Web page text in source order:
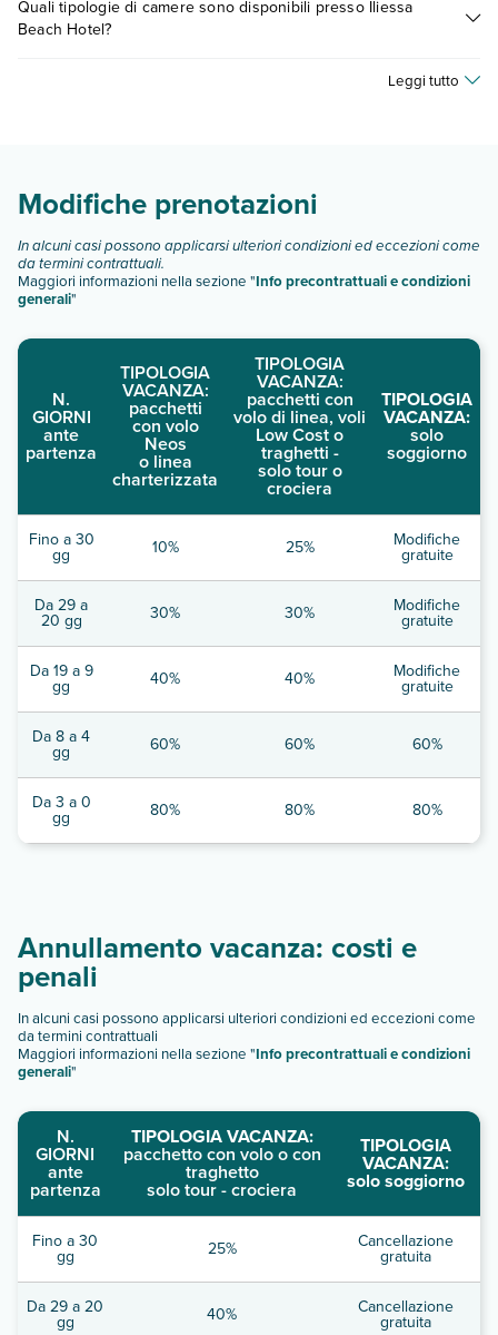
fattori (per es. date, condizioni dell'hotel, ecc). Per consultare i
prezzi, compila il motore di ricerca e scegli quando partire.
Quali tipologie di camere sono disponibili presso Iliessa
Beach Hotel?
Leggi tutto
Modifiche prenotazioni
In alcuni casi possono applicarsi ulteriori condizioni ed eccezioni come
da termini contrattuali.
Maggiori informazioni nella sezione "Info precontrattuali e condizioni
generali"
N.
GIORNI
ante
partenza
TIPOLOGIA
VACANZA:
pacchetti
con volo
Neos
o linea
charterizzata
TIPOLOGIA
VACANZA:
pacchetti con
volo di linea, voli
Low Cost o
traghetti -
solo tour o
crociera
TIPOLOGIA
VACANZA:
solo
soggiorno
Fino a 30
gg 10% 25% Modifiche
gratuite
Da 29 a
20 gg 30% 30% Modifiche
gratuite
Da 19 a 9
gg 40% 40% Modifiche
gratuite
Da 8 a 4
gg 60% 60% 60%
Da 3 a 0
gg 80% 80% 80%
Annullamento vacanza: costi e
penali
In alcuni casi possono applicarsi ulteriori condizioni ed eccezioni come
da termini contrattuali
Maggiori informazioni nella sezione "Info precontrattuali e condizioni
generali"
N.
GIORNI
ante
partenza
TIPOLOGIA VACANZA:
pacchetto con volo o con
traghetto
solo tour - crociera
TIPOLOGIA
VACANZA:
solo soggiorno
Fino a 30
gg 25% Cancellazione
gratuita
Da 29 a 20
gg 40% Cancellazione
gratuita